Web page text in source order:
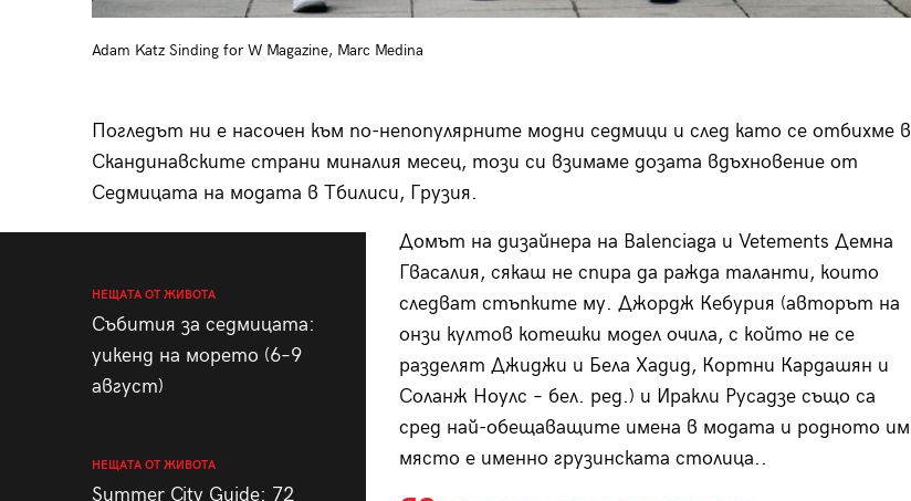
Adam Katz Sinding for W Magazine, Marc Medina
Погледът ни е насочен към по-непопулярните модни седмици и след като се отбихме в
Скандинавските страни миналия месец, този си взимаме дозата вдъхновение от
Седмицата на модата в Тбилиси, Грузия.
НЕЩАТА ОТ ЖИВОТА
Събития за седмицата:
уикенд на морето (6–9
август)
НЕЩАТА ОТ ЖИВОТА
Summer City Guide: 72
Домът на дизайнера на Balenciaga и Vetements Демна
Гвасалия, сякаш не спира да ражда таланти, които
следват стъпките му. Джордж Кебурия (авторът на
онзи култов котешки модел очила, с който не се
разделят Джиджи и Бела Хадид, Кортни Кардашян и
Соланж Ноулс – бел. ред.) и Иракли Русадзе също са
сред най-обещаващите имена в модата и родното им
място е именно грузинската столица..